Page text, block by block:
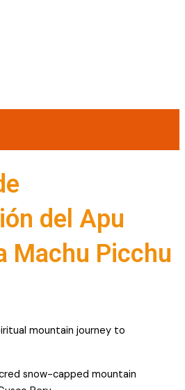
del Apu
Machu Picchu